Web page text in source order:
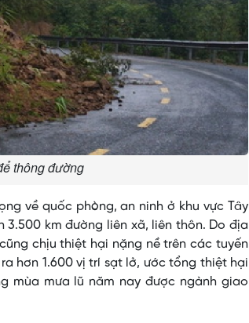
thông đường
về quốc phòng, an ninh ở khu vực Tây
3.500 km đường liên xã, liên thôn. Do địa
chịu thiệt hại nặng nề trên các tuyến
hơn 1.600 vị trí sạt lở, ước tổng thiệt hại
mùa mưa lũ năm nay được ngành giao